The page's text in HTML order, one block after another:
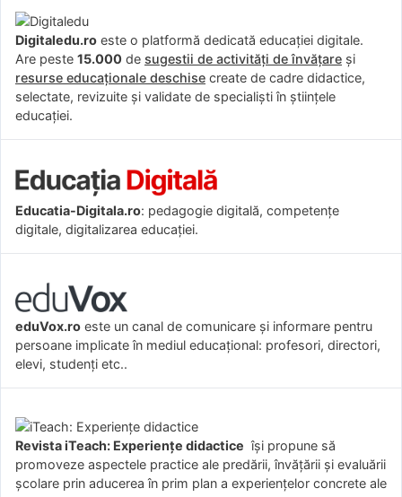
Digitaledu.ro este o platformă dedicată educației digitale.
Are peste 15.000 de sugestii de activități de învățare și
resurse educaționale deschise create de cadre didactice,
selectate, revizuite și validate de specialiști în științele
educației.
Educatia-Digitala.ro: pedagogie digitală, competențe
digitale, digitalizarea educației.
eduVox.ro este un canal de comunicare și informare pentru
persoane implicate în mediul educațional: profesori, directori,
elevi, studenți etc..
Revista iTeach: Experienţe didactice îşi propune să
promoveze aspectele practice ale predării, învăţării şi evaluării
şcolare prin aducerea în prim plan a experienţelor concrete ale